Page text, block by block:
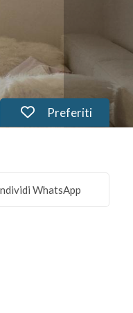
Preferiti: Cod.
Preferiti
PU-269
WhatsApp